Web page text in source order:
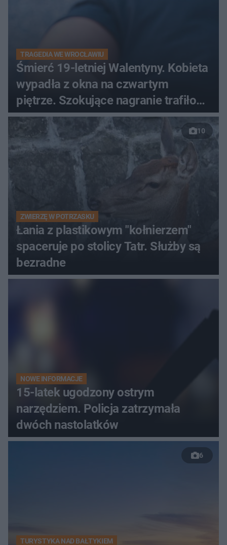
TRAGEDIA WE WROCŁAWIU
Śmierć 19-letniej Walentyny. Kobieta
wypadła z okna na czwartym
piętrze. Szokujące nagranie trafiło
do sieci
10
ZWIERZĘ W POTRZASKU
Łania z plastikowym "kołnierzem"
spaceruje po stolicy Tatr. Służby są
bezradne
NOWE INFORMACJE
15-latek ugodzony ostrym
narzędziem. Policja zatrzymała
dwóch nastolatków
6
TURYSTYKA NAD BAŁTYKIEM